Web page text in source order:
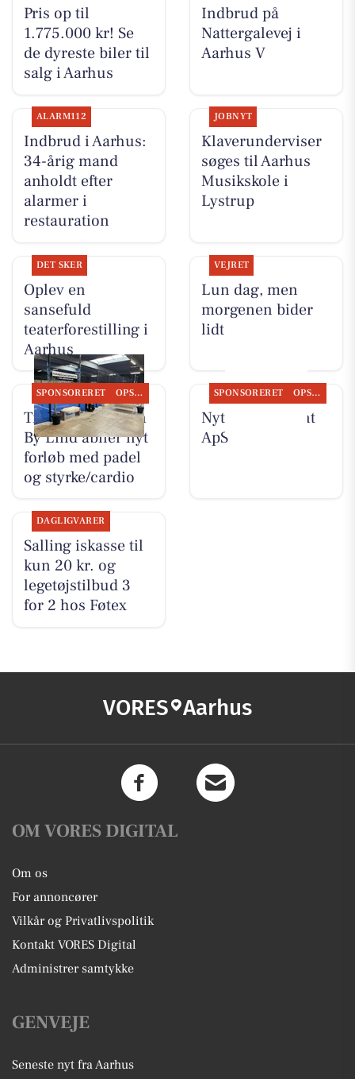
Pris op til
1.775.000 kr! Se
de dyreste biler til
salg i Aarhus
Indbrud på
Nattergalevej i
Aarhus V
ALARM112
Indbrud i Aarhus:
34-årig mand
anholdt efter
alarmer i
restauration
JOBNYT
Klaverunderviser
søges til Aarhus
Musikskole i
Lystrup
DET SKER
Oplev en
sansefuld
teaterforestilling i
Aarhus
VEJRET
Lun dag, men
morgenen bider
lidt
SPONSORERET OPSLAGSTAVLEN
Træningsklubben
By Lind åbner nyt
forløb med padel
og styrke/cardio
SPONSORERET OPSLAGSTAVLEN
Nyt fra Fairpaint
ApS
DAGLIGVARER
Salling iskasse til
kun 20 kr. og
legetøjstilbud 3
for 2 hos Føtex
VORES Aarhus
OM VORES DIGITAL
Om os
For annoncører
Vilkår og Privatlivspolitik
Kontakt VORES Digital
Administrer samtykke
GENVEJE
Seneste nyt fra Aarhus